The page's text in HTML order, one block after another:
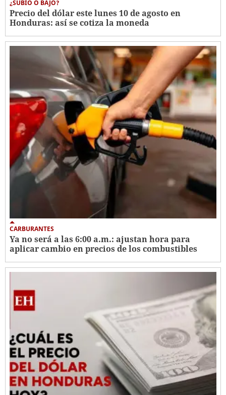
¿SUBIÓ O BAJÓ?
Precio del dólar este lunes 10 de agosto en
Honduras: así se cotiza la moneda
CARBURANTES
Ya no será a las 6:00 a.m.: ajustan hora para
aplicar cambio en precios de los combustibles